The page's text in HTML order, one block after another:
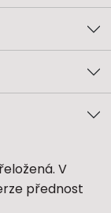
V
přednost